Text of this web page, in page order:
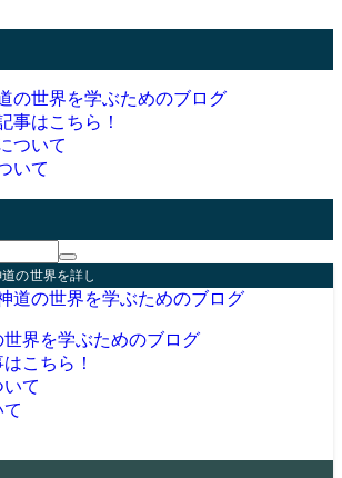
の世界を学ぶためのブログ
事はこちら！
ついて
いて
の世界を詳しく学んでみませんか？
道の世界を学ぶためのブログ
界を学ぶためのブログ
こちら！
て